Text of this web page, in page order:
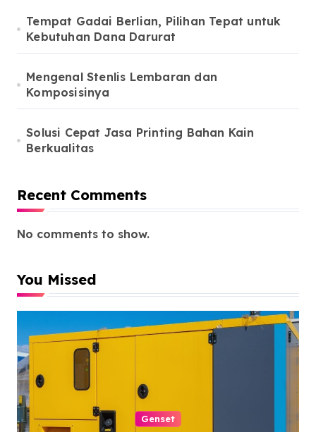
Tempat Gadai Berlian, Pilihan Tepat untuk
Kebutuhan Dana Darurat
Mengenal Stenlis Lembaran dan
Komposisinya
Solusi Cepat Jasa Printing Bahan Kain
Berkualitas
Recent Comments
No comments to show.
You Missed
Genset